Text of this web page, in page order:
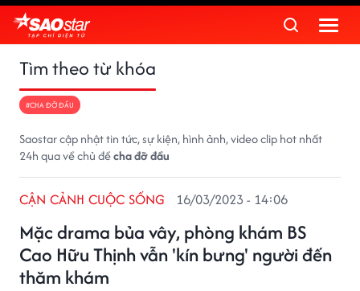
Tìm theo từ khóa
#CHA ĐỠ ĐẦU
Saostar cập nhật tin tức, sự kiện, hình ảnh, video clip hot nhất
24h qua về chủ đềcha đỡ đầu
Mặc drama bủa vây, phòng khám BS
Cao Hữu Thịnh vẫn 'kín bưng' người đến
thăm khám
CẬN CẢNH CUỘC SỐNG 16/03/2023 - 14:06